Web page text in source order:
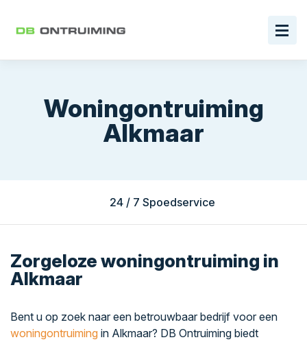
Woningontruiming
Alkmaar
24 / 7 Spoedservice
Zorgeloze woningontruiming in
Alkmaar
Bent u op zoek naar een betrouwbaar bedrijf voor een
woningontruiming in Alkmaar? DB Ontruiming biedt